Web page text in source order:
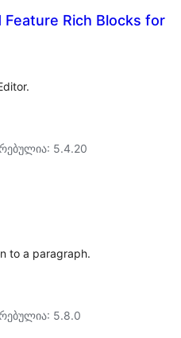
Rich Blocks for
5.4.20
to a paragraph.
5.8.0